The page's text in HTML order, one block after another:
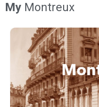
My Montreux